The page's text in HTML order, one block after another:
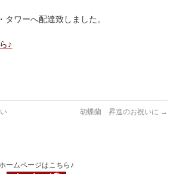
ワーへ配達致しました。
♪
胡蝶蘭 昇進のお祝いに →
ームページはこちら♪